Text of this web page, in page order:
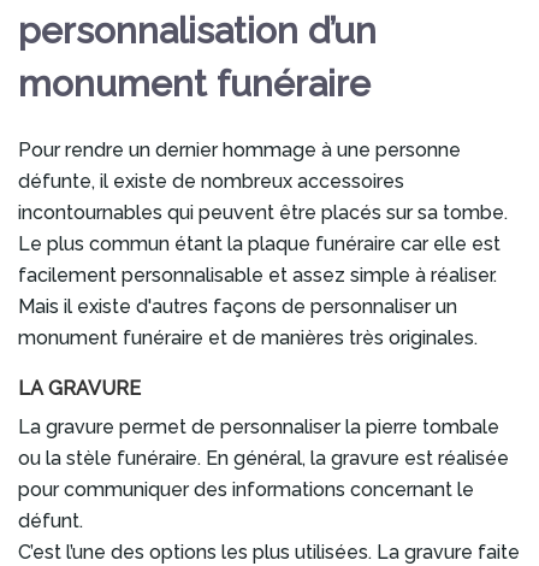
personnalisation d’un
monument funéraire
Pour rendre un dernier hommage à une personne
défunte, il existe de nombreux accessoires
incontournables qui peuvent être placés sur sa tombe.
Le plus commun étant la plaque funéraire car elle est
facilement personnalisable et assez simple à réaliser.
Mais il existe d'autres façons de personnaliser un
monument funéraire et de manières très originales.
LA GRAVURE
La gravure permet de personnaliser la pierre tombale
ou la stèle funéraire. En général, la gravure est réalisée
pour communiquer des informations concernant le
défunt.
C’est l’une des options les plus utilisées. La gravure faite